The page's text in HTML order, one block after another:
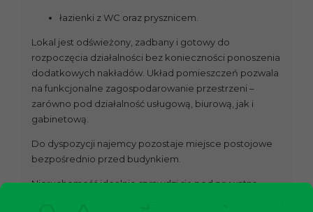
łazienki z WC oraz prysznicem.
Lokal jest odświeżony, zadbany i gotowy do
rozpoczęcia działalności bez konieczności ponoszenia
dodatkowych nakładów. Układ pomieszczeń pozwala
na funkcjonalne zagospodarowanie przestrzeni –
zarówno pod działalność usługową, biurową, jak i
gabinetową.
Do dyspozycji najemcy pozostaje miejsce postojowe
bezpośrednio przed budynkiem.
Nieruchomość idealnie sprawdzi się pod prywatną